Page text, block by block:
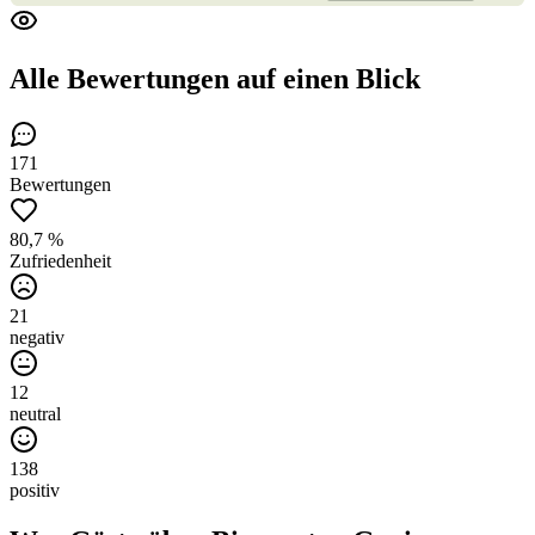
Alle Bewertungen auf einen Blick
171
Bewertungen
80,7 %
Zufriedenheit
21
negativ
12
neutral
138
positiv